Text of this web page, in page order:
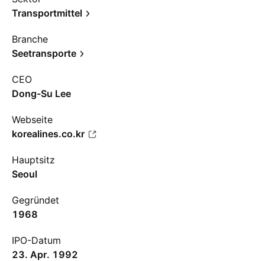
Transportmittel
Branche
Seetransporte
CEO
Dong-Su Lee
Webseite
korealines.co.kr
Hauptsitz
Seoul
Gegründet
1968
IPO-Datum
23. Apr. 1992